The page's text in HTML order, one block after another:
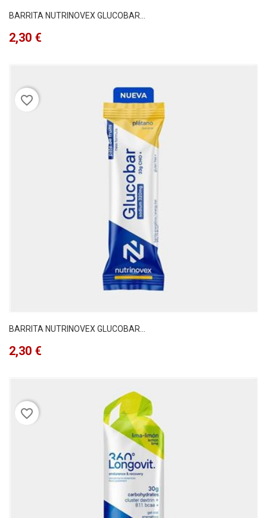
BARRITA NUTRINOVEX GLUCOBAR...
Precio
2,30 €
favorite_border
BARRITA NUTRINOVEX GLUCOBAR...
Precio
2,30 €
favorite_border